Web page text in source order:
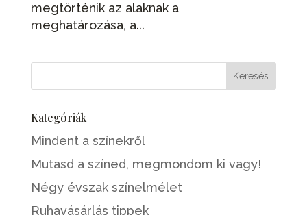
megtörténik az alaknak a
meghatározása, a...
Kategóriák
Mindent a színekről
Mutasd a színed, megmondom ki vagy!
Négy évszak színelmélet
Ruhavásárlás tippek